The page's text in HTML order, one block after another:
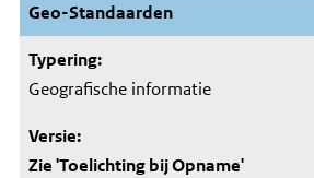
Geo-Standaarden
Geografische informatie
Zie 'Toelichting bij Opname'